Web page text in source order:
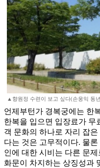
▲향원정 수련이 보고 싶다(손웅익 동
언제부턴가 경복궁에는 한
한복을 입으면 입장료가 무
객 문화의 하나로 자리 잡
다는 것은 고무적이다. 물
인에 대한 시비는 다른 문
화문이 차지하는 상징성과